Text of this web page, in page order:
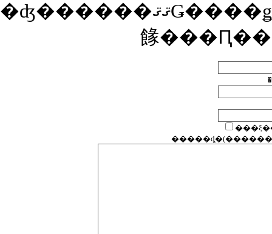
�ʤ������ޤޤǤ����ǥ����Ȥ������Ȥ��ʤ��Ȥ��ϡ������Ȥ�ɽ���������ˤ��Υ����ȴ����ͤξ�ǧ��ɬ�פǤ�����ǧ�����ޤǤϥ����Ȥ�ɽ������ʤ��ΤǤ��Ф
餯